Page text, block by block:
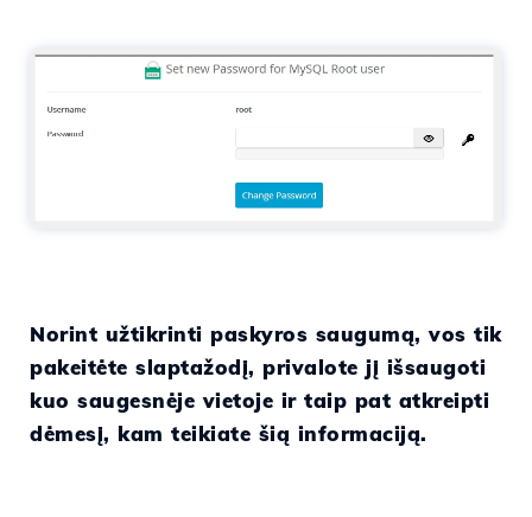
Norint užtikrinti paskyros saugumą, vos tik
pakeitėte slaptažodį, privalote jį išsaugoti
kuo saugesnėje vietoje ir taip pat atkreipti
dėmesį, kam teikiate šią informaciją.